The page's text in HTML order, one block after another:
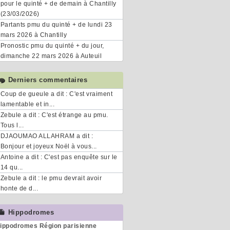
pour le quinté + de demain à Chantilly
(23/03/2026)
Partants pmu du quinté + de lundi 23
mars 2026 à Chantilly
Pronostic pmu du quinté + du jour,
dimanche 22 mars 2026 à Auteuil
Derniers commentaires
Coup de gueule a dit : C'est vraiment
lamentable et in...
Zebule a dit : C'est étrange au pmu.
Tous l...
DJAOUMAO ALLAHRAM a dit :
Bonjour et joyeux Noël à vous...
Antoine a dit : C'est pas enquête sur le
14 qu...
Zebule a dit : le pmu devrait avoir
honte de d...
Hippodromes
Région parisienne